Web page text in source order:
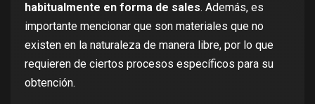
habitualmente en forma de sales. Además, es
importante mencionar que son materiales que no
existen en la naturaleza de manera libre, por lo que
requieren de ciertos procesos específicos para su
obtención.